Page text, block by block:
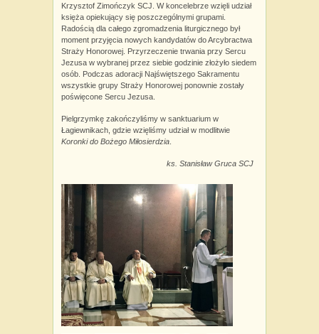
Krzysztof Zimończyk SCJ. W koncelebrze wzięli udział
księża opiekujący się poszczególnymi grupami.
Radością dla całego zgromadzenia liturgicznego był
moment przyjęcia nowych kandydatów do Arcybractwa
Straży Honorowej. Przyrzeczenie trwania przy Sercu
Jezusa w wybranej przez siebie godzinie złożyło siedem
osób. Podczas adoracji Najświętszego Sakramentu
wszystkie grupy Straży Honorowej ponownie zostały
poświęcone Sercu Jezusa.
Pielgrzymkę zakończyliśmy w sanktuarium w
Łagiewnikach, gdzie wzięliśmy udział w modlitwie
Koronki do Bożego Miłosierdzia
ks. Stanisław Gruca SCJ